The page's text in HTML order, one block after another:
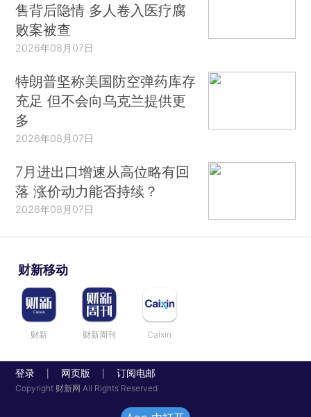
售背后隐情 多人卷入医疗腐
败案被查
2026年08月07日
特朗普坚称美国防空弹药库存
充足 但不会向乌克兰提供更
多
2026年08月07日
7月进出口增速从高位略有回
落 涨价动力能否持续？
2026年08月07日
财新移动
财新 财新周刊 Caixin
登录 网页版 订阅电邮
Copyright 财新网 All Rights Reserved